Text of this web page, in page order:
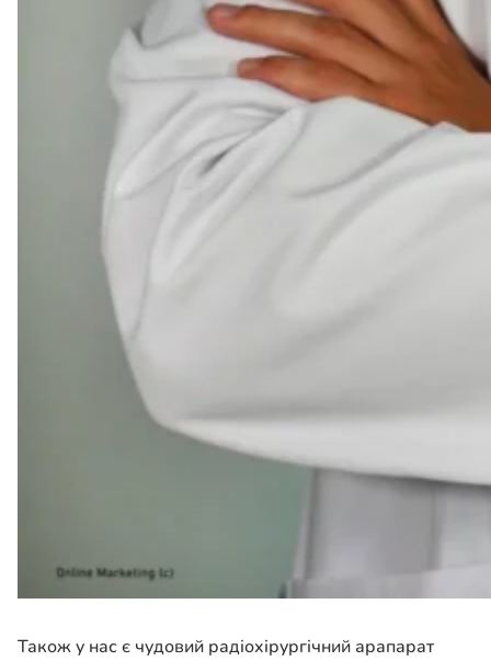
Також у нас є чудовий радіохірургічний арапарат